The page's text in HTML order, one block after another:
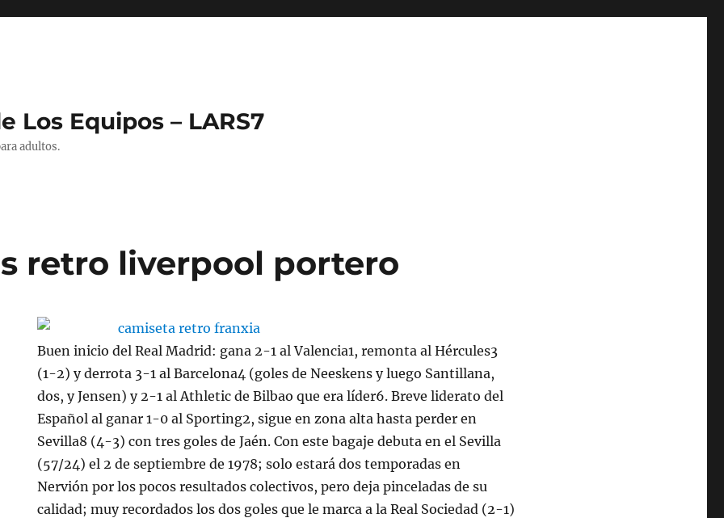
Los Equipos – LARS7
adultos.
retro liverpool portero
Buen inicio del Real Madrid: gana 2-1 al Valencia1, remonta al Hércules3
(1-2) y derrota 3-1 al Barcelona4 (goles de Neeskens y luego Santillana,
dos, y Jensen) y 2-1 al Athletic de Bilbao que era líder6. Breve liderato del
Español al ganar 1-0 al Sporting2, sigue en zona alta hasta perder en
Sevilla8 (4-3) con tres goles de Jaén. Con este bagaje debuta en el Sevilla
(57/24) el 2 de septiembre de 1978; solo estará dos temporadas en
Nervión por los pocos resultados colectivos, pero deja pinceladas de su
calidad; muy recordados los dos goles que le marca a la Real Sociedad (2-1)